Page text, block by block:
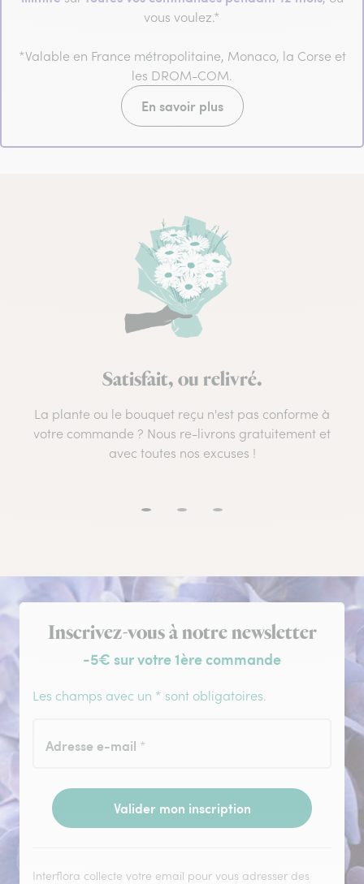
vous voulez.*
*Valable en France métropolitaine, Monaco, la Corse et
les DROM-COM.
En savoir plus
Satisfait, ou relivré.
La plante ou le bouquet reçu n'est pas conforme à
votre commande ? Nous re-livrons gratuitement et
avec toutes nos excuses !
Inscription à la newsletter
Inscrivez-vous à notre newsletter
-5€ sur votre 1ère commande
Les champs avec un * sont obligatoires.
Adresse e-mail *
Valider mon inscription
Interflora collecte votre email pour vous adresser des